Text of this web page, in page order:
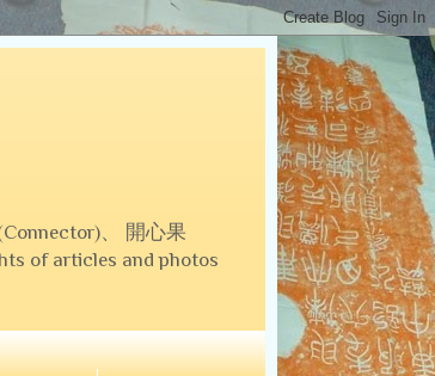
、 開心果
of articles and photos